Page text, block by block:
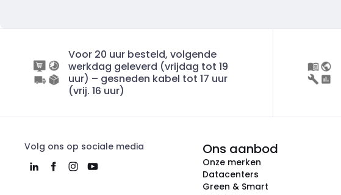
Voor 20 uur besteld, volgende
werkdag geleverd (vrijdag tot 19
uur) – gesneden kabel tot 17 uur
(vrij. 16 uur)
Volg ons op sociale media Ons aanbod
Onze merken
Datacenters
Green & Smart